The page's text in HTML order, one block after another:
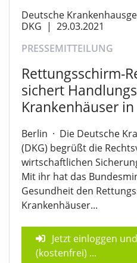
Deutsche
DKG | 29.03.2021
PRESSEMITTEILUNG
Rettungsschirm-
sichert
Krankenhäuser
Berlin · Die Deutsche
(DKG) begrüßt die
wirtschaftlichen
Mit ihr hat das
Gesundheit den
Krankenhäuser...
Jetzt einloggen
(kostenfrei) ...